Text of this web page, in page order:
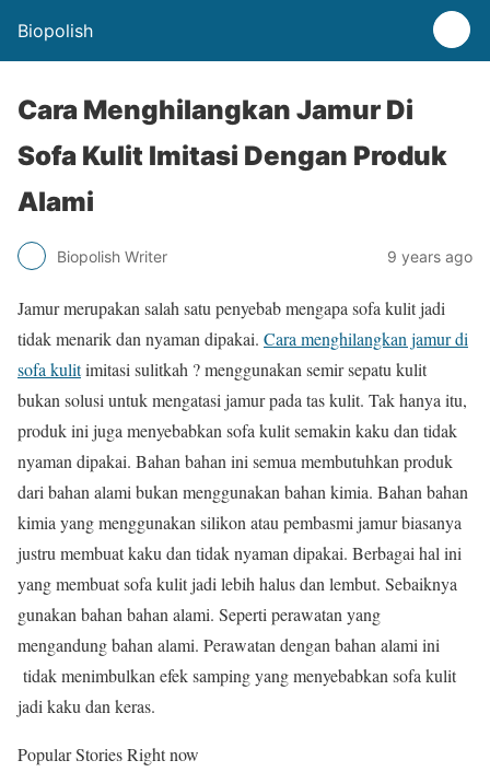
Biopolish
Cara Menghilangkan Jamur Di
Sofa Kulit Imitasi Dengan Produk
Alami
Biopolish Writer 9 years ago
Jamur merupakan salah satu penyebab mengapa sofa kulit jadi
tidak menarik dan nyaman dipakai. Cara menghilangkan jamur di
sofa kulitimitasi sulitkah ? menggunakan semir sepatu kulit
bukan solusi untuk mengatasi jamur pada tas kulit. Tak hanya itu,
produk ini juga menyebabkan sofa kulit semakin kaku dan tidak
nyaman dipakai. Bahan bahan ini semua membutuhkan produk
dari bahan alami bukan menggunakan bahan kimia. Bahan bahan
kimia yang menggunakan silikon atau pembasmi jamur biasanya
justru membuat kaku dan tidak nyaman dipakai. Berbagai hal ini
yang membuat sofa kulit jadi lebih halus dan lembut. Sebaiknya
gunakan bahan bahan alami. Seperti perawatan yang
mengandung bahan alami. Perawatan dengan bahan alami ini
tidak menimbulkan efek samping yang menyebabkan sofa kulit
jadi kaku dan keras.
Popular Stories Right now